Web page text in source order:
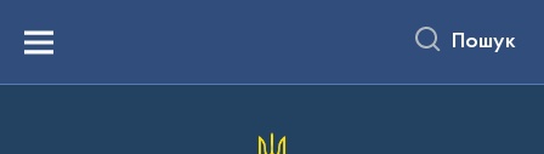
вмістуMenu Пошук